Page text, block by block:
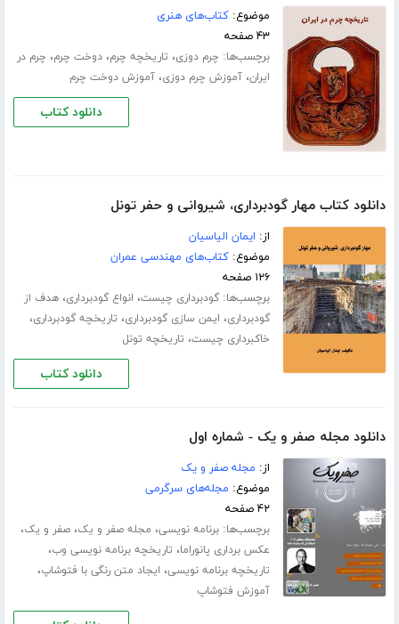
موضوع:کتاب‌های هنری
۴۳ صفحه
برچسب‌ها: چرم دوزی، تاریخچه چرم،دوخت چرم، چرم در
ایران،آموزش چرم دوزی،آموزش دوخت چرم
دانلود کتاب
دانلود کتاب مهار گودبرداری، شیروانی و حفر تونل
از: ایمان الیاسیان
موضوع:کتاب‌های مهندسی عمران
۱۲۶ صفحه
برچسب‌ها:گودبرداری چیست، انواع گودبرداری،هدف از
گودبرداری، ایمن سازی گودبرداری، تاریخچه گودبرداری،
خاکبرداری چیست، تاریخچه تونل
دانلود کتاب
دانلود مجله صفر و یک - شماره اول
از: مجله صفر و یک
موضوع: مجله‌های سرگرمی
۴۲ صفحه
برچسب‌ها:برنامه نویسی، مجله صفر و یک،صفر و یک،
عکس برداری پانوراما، تاریخچه برنامه نویسی وب،
تاریخچه برنامه نویسی، ایجاد متن رنگی با فتوشاپ،
آموزش فتوشاپ